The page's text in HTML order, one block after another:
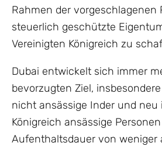
Rahmen der vorgeschlagenen
steuerlich geschützte
Vereinigten Königreich zu
Dubai entwickelt sich immer
bevorzugten Ziel,
nicht ansässige Inder und neu
Königreich ansässige
Aufenthaltsdauer von weniger